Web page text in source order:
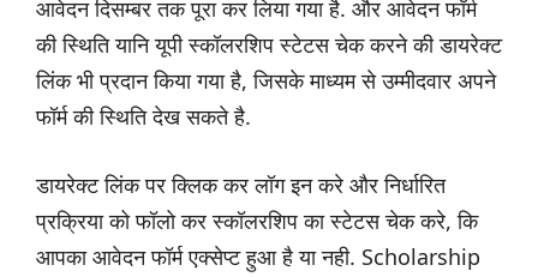
आवेदन दिसम्बर तक पूरा कर लिया गया है. और आवेदन फॉर्म
की स्थिति यानि यूपी स्कॉलरशिप स्टेटस चेक करने की डायरेक्ट
लिंक भी प्रदान किया गया है, जिसके माध्यम से उम्मीदवार अपने
फॉर्म की स्थिति देख सकते है.
डायरेक्ट लिंक पर क्लिक कर लॉग इन करे और निर्धारित
प्रक्रिया को फॉलो कर स्कॉलरशिप का स्टेटस चेक करे, कि
आपका आवेदन फॉर्म एक्सेप्ट हुआ है या नही. Scholarship